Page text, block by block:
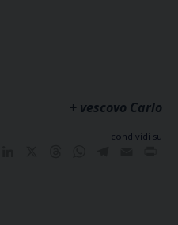
+ vescovo Carlo
condividi su